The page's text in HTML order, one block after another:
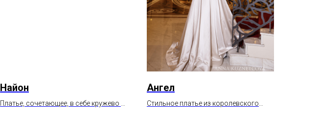
Найон
Платье, сочетающее, в себе кружево и
Ангел
Стильное платье из королевского